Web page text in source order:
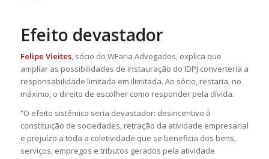
Efeito devastador
Felipe Vieites, sócio do WFaria Advogados, explica que
ampliar as possibilidades de instauração do IDPJ converteria a
responsabilidade limitada em ilimitada. Ao sócio, restaria, no
máximo, o direito de escolher como responder pela dívida.
“O efeito sistêmico seria devastador: desincentivo à
constituição de sociedades, retração da atividade empresarial
e prejuízo a toda a coletividade que se beneficia dos bens,
serviços, empregos e tributos gerados pela atividade